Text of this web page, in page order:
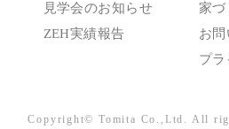
見学会のお知らせ
ZEH実績報告
家づ
お
プ
Copyright© Tomita Co.,Ltd. All